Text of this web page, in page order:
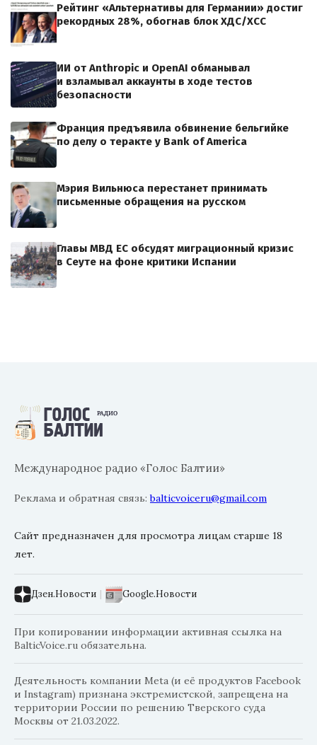
Рейтинг «Альтернативы для Германии» достиг
рекордных 28%, обогнав блок ХДС/ХСС
ИИ от Anthropic и OpenAI обманывал
и взламывал аккаунты в ходе тестов
безопасности
Франция предъявила обвинение бельгийке
по делу о теракте у Bank of America
Мэрия Вильнюса перестанет принимать
письменные обращения на русском
Главы МВД ЕС обсудят миграционный кризис
в Сеуте на фоне критики Испании
Международное радио «Голос Балтии»
Реклама и обратная связь:balticvoiceru@gmail.com
Сайт предназначен для просмотра лицам старше 18
лет.
Дзен.Новости | Google.Новости
При копировании информации активная ссылка на
BalticVoice.ru обязательна.
Деятельность компании Meta (и её продуктов Facebook
и Instagram) признана экстремистской, запрещена на
территории России по решению Тверского суда
Москвы от 21.03.2022.